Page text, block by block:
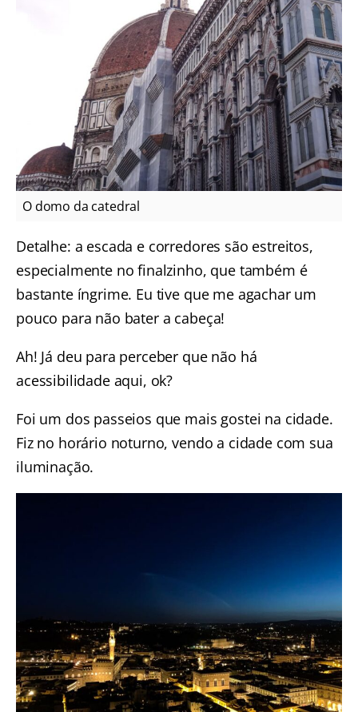
O domo da catedral
Detalhe: a escada e corredores são estreitos,
especialmente no finalzinho, que também é
bastante íngrime. Eu tive que me agachar um
pouco para não bater a cabeça!
Ah! Já deu para perceber que não há
acessibilidade aqui, ok?
Foi um dos passeios que mais gostei na cidade.
Fiz no horário noturno, vendo a cidade com sua
iluminação.